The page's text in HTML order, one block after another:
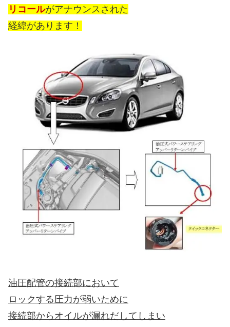
リコールがアナウンスされた
経緯があります！
油圧配管の接続部において
ロックする圧力が弱いために
接続部からオイルが漏れだしてしまい